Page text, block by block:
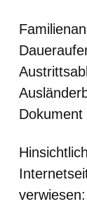
verwiesen: